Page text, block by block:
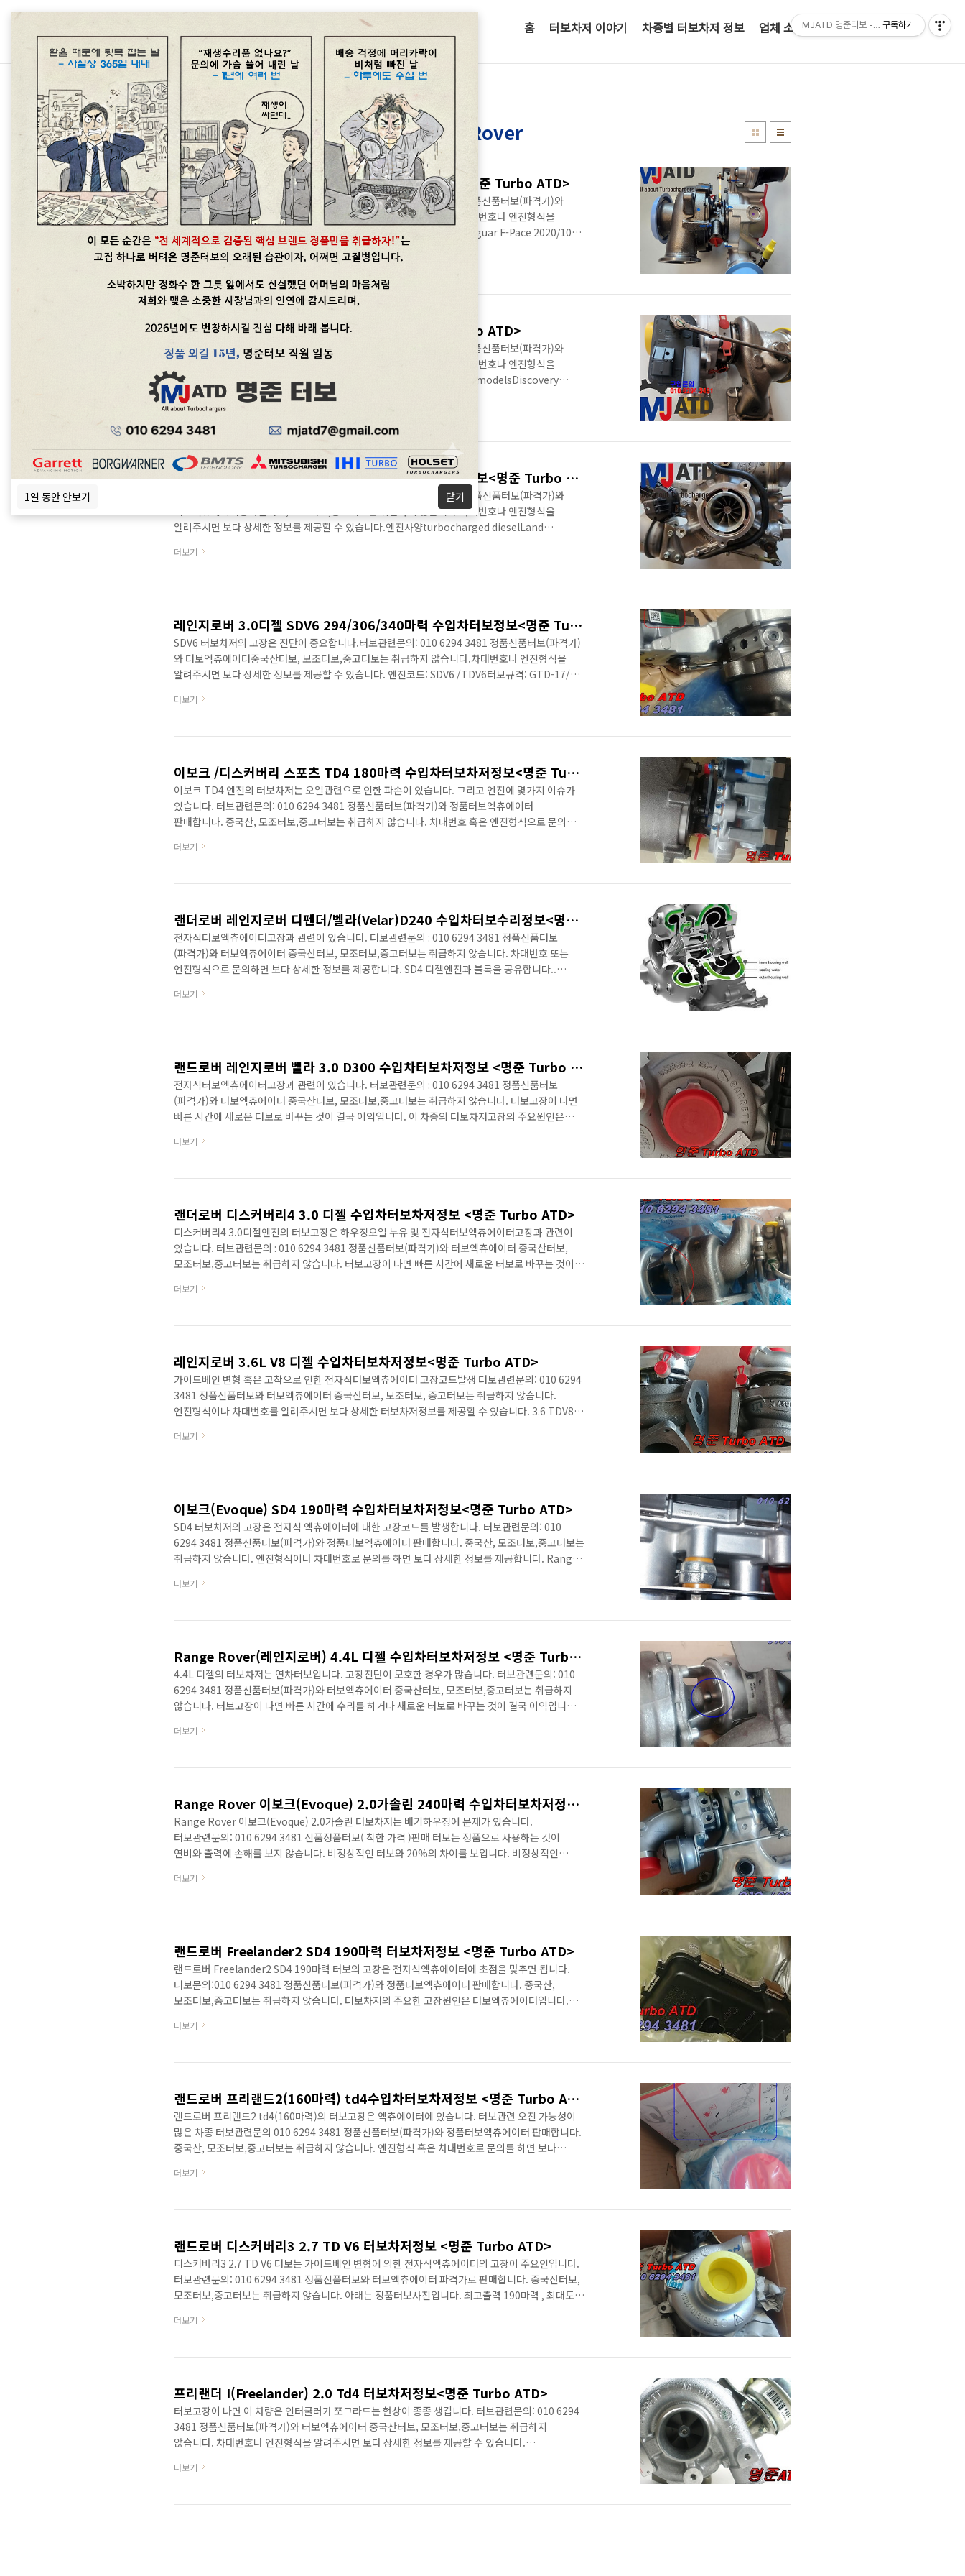
업체 소개(인사말)
고객 문의
터보차저 이야기 차종별 터보차저 정보
홈
차종별 터보차저 정보/랜드로버 Land Rover
AJ21D4 2.0L 디젤 4기통 204마력 수입차터보정보<명준 Turbo ATD>
터보차저의 고장은 진단이 중요합니다.터보관련문의: 010 6294 3481 정품신품터보(파격가)와
터보엑츄에이터중국산터보, 모조터보,중고터보는 취급하지 않습니다.차대번호나 엔진형식을
알려주시면 보다 상세한 정보를 제공할 수 있습니다. 동일터보 장착차량Jaguar F-Pace 2020/10-
2025/12 X761 2.0 D200 mHEV 1997 ccm, 150 KW, 204 PSJaguar XE 2020/11-2025/12
X760 2.0 D200 mHEV 1997 ccm, 150 KW, 204 PS Jaguar XF 2020/11-2025/12 X260 2.0
D200 mHEV 1997 ccm, 150 KW, 204 PS Land Rover Discovery Sport 2020/07-2025/12
L5..
더보기
AJ200 2.0L 가솔린 4기통 수입차터보정보<명준 Turbo ATD>
터보차저의 고장은 진단이 중요합니다.터보관련문의: 010 6294 3481 정품신품터보(파격가)와
터보엑츄에이터중국산터보, 모조터보,중고터보는 취급하지 않습니다.차대번호나 엔진형식을
알려주시면 보다 상세한 정보를 제공할 수 있습니다.엔진사양Applicable modelsDiscovery
SportDiscovery SportEngine Type2.0T gasoline engine2.0T gasoline engine+48V
mild hybrid systemMaximum Power（Ps/kW)Low power: 200/147High power:
241/177Low power: 200/147High power: 249/183Maximum power speed（rpm）
더보기
ALL 뉴디펜드 3.0디젤 D300 직렬 6기통 수입차터보정보<명준 Turbo ATD>
터보차저의 고장은 진단이 중요합니다.터보관련문의: 010 6294 3481 정품신품터보(파격가)와
터보엑츄에이터중국산터보, 모조터보,중고터보는 취급하지 않습니다.차대번호나 엔진형식을
알려주시면 보다 상세한 정보를 제공할 수 있습니다.엔진사양turbocharged dieselLand
3.63 in double overhead camshaft (DOHC)4 valves per cylinder24 valves in
2500 rpm 터보차저사진 2차..
더보기
레인지로버 3.0디젤 SDV6 294/306/340마력 수입차터보정보<명준 Turbo ATD>
SDV6 터보차저의 고장은 진단이 중요합니다.터보관련문의: 010 6294 3481 정품신품터보(파격가)
와 터보엑츄에이터중국산터보, 모조터보,중고터보는 취급하지 않습니다.차대번호나 엔진형식을
알려주시면 보다 상세한 정보를 제공할 수 있습니다. 엔진코드: SDV6 /TDV6터보규격: GTD-17/
ROVER DISCOVERY IV (L319) 3.0 TD 4x4 LAND ROVER RANGE ROVER IV (L322) 3.0 D
SPORT (L320) 3.0 D 4x4 LAND ..
더보기
이보크 /디스커버리 스포츠 TD4 180마력 수입차터보차저정보<명준 Turbo ATD>
이보크 TD4 엔진의 터보차저는 오일관련으로 인한 파손이 있습니다. 그리고 엔진에 몇가지 이슈가
있습니다. 터보관련문의: 010 6294 3481 정품신품터보(파격가)와 정품터보엑츄에이터
판매합니다. 중국산, 모조터보,중고터보는 취급하지 않습니다. 차대번호 혹은 엔진형식으로 문의를
터보차저고장수리정보입니다. 엔진오일관리의 문제가 있습니다. 엔진코드: Ingenium TD4
(kg·m/rpm) 43.9/1,750 변속기 9단 자동 엔진 뒤쪽으로 터보차저가 위치합니다. 신품터보사진
더보기
랜더로버 레인지로버 디펜더/벨라(Velar)D240 수입차터보수리정보<명준 Turbo ATD>
전자식터보엑츄에이터고장과 관련이 있습니다. 터보관련문의 : 010 6294 3481 정품신품터보
(파격가)와 터보엑츄에이터 중국산터보, 모조터보,중고터보는 취급하지 않습니다. 차대번호 또는
엔진형식으로 문의하면 보다 상세한 정보를 제공합니다. SD4 디젤엔진과 블록을 공유합니다..
엔진을 공유하므로 아래 자료참고 2.0리터 4기통디젤엔진(Ingenium engine)으로 240마력을
전자식엑추에이터를 부착한 신형연차터보(R2S two-stage turbo)를 사용하여 진공식을 채택한
더보기
랜드로버 레인지로버 벨라 3.0 D300 수입차터보차저정보 <명준 Turbo ATD>
전자식터보엑츄에이터고장과 관련이 있습니다. 터보관련문의 : 010 6294 3481 정품신품터보
(파격가)와 터보엑츄에이터 중국산터보, 모조터보,중고터보는 취급하지 않습니다. 터보고장이 나면
빠른 시간에 새로운 터보로 바꾸는 것이 결국 이익입니다. 이 차종의 터보차저고장의 주요원인은
납니다. 그리고 전자식터보엑츄에이터고장이 많습니다. 특히 오진을 주의하여야 합니다. General
Nm @ 1500-2500 rpm. 460.98 lb.-ft. @ 1500-2500 rpm. Engine ..
더보기
랜더로버 디스커버리4 3.0 디젤 수입차터보차저정보 <명준 Turbo ATD>
디스커버리4 3.0디젤엔진의 터보고장은 하우징오일 누유 및 전자식터보엑츄에이터고장과 관련이
있습니다. 터보관련문의 : 010 6294 3481 정품신품터보(파격가)와 터보엑츄에이터 중국산터보,
모조터보,중고터보는 취급하지 않습니다. 터보고장이 나면 빠른 시간에 새로운 터보로 바꾸는 것이
메탈베어링마모로 엔진손상과 더불어 터보차저가 고장이 납니다. 그리고
400키로그램이상의 무게을 줄이면서 안정성도 향상시킵니다. 엔진사진 아래사진은 무게
더보기
레인지로버 3.6L V8 디젤 수입차터보차저정보<명준 Turbo ATD>
가이드베인 변형 혹은 고착으로 인한 전자식터보엑츄에이터 고장코드발생 터보관련문의: 010 6294
3481 정품신품터보와 터보엑츄에이터 중국산터보, 모조터보, 중고터보는 취급하지 않습니다.
엔진형식이나 차대번호를 알려주시면 보다 상세한 터보차저정보를 제공할 수 있습니다. 3.6 TDV8
× 88.0 mm 압축비( compression ratio) 17.3:1 전자식엑츄에이터가 부착된 트윈터보차저로
오일공급문제로 인한 터보파손 및 가이드베인의 변형으로 인한 전자식 터보엑츄에이터의 ..
더보기
이보크(Evoque) SD4 190마력 수입차터보차저정보<명준 Turbo ATD>
SD4 터보차저의 고장은 전자식 엑츄에이터에 대한 고장코드를 발생합니다. 터보관련문의: 010
6294 3481 정품신품터보(파격가)와 정품터보엑츄에이터 판매합니다. 중국산, 모조터보,중고터보는
취급하지 않습니다. 엔진형식이나 차대번호로 문의를 하면 보다 상세한 정보를 제공합니다. Range
http://blog.daum.net/se1053/283 이 터보차저의 주고장은 전자식엑츄레이터에 있습니다.
2008년에 North American International Auto Sh..
더보기
Range Rover(레인지로버) 4.4L 디젤 수입차터보차저정보 <명준 Turbo ATD>
4.4L 디젤의 터보차저는 연차터보입니다. 고장진단이 모호한 경우가 많습니다. 터보관련문의: 010
6294 3481 정품신품터보(파격가)와 터보엑츄에이터 중국산터보, 모조터보,중고터보는 취급하지
않습니다. 터보고장이 나면 빠른 시간에 수리를 하거나 새로운 터보로 바꾸는 것이 결국 이익입니다.
엔진형식이나 차대번호로 알려주시면 보다 상세한 정보를 제공할수 있습니다. 연식에 따라 두종류의
(신품정품엑츄에이터는 별도 문의.재고유) 아래의 표식부분이 정품 레인저로버에서 가장 큰
더보기
Range Rover 이보크(Evoque) 2.0가솔린 240마력 수입차터보차저정보<명준 Turbo ATD>
Range Rover 이보크(Evoque) 2.0가솔린 터보차저는 배기하우징에 문제가 있습니다.
터보관련문의: 010 6294 3481 신품정품터보( 착한 가격 )판매 터보는 정품으로 사용하는 것이
연비와 출력에 손해를 보지 않습니다. 비정상적인 터보와 20%의 차이를 보입니다. 비정상적인
상세한 정보를 제공합니다. Range Rover Evoque 2.0L 이 터보차저의 주요한 고장원인은
벨브의 모양이 다릅니다. 2.0-litre turbo charged engine 은 Ford Ecoboost 엔진입니다.
더보기
랜드로버 Freelander2 SD4 190마력 터보차저정보 <명준 Turbo ATD>
랜드로버 Freelander2 SD4 190마력 터보의 고장은 전자식엑츄에이터에 초점을 맞추면 됩니다.
터보문의:010 6294 3481 정품신품터보(파격가)와 정품터보엑츄에이터 판매합니다. 중국산,
모조터보,중고터보는 취급하지 않습니다. 터보차저의 주요한 고장원인은 터보엑츄에이터입니다.
2011/05-2015/04 2179 ccm, 140 KW, 190 PS Jaguar XF Sportbrake CC9 2.2 D 2012/09-
2014/..
더보기
랜드로버 프리랜드2(160마력) td4수입차터보차저정보 <명준 Turbo ATD>
랜드로버 프리랜드2 td4(160마력)의 터보고장은 엑츄에이터에 있습니다. 터보관련 오진 가능성이
많은 차종 터보관련문의 010 6294 3481 정품신품터보(파격가)와 정품터보엑츄에이터 판매합니다.
중국산, 모조터보,중고터보는 취급하지 않습니다. 엔진형식 혹은 차대번호로 문의를 하면 보다
터보차저의 주요 고장원인은 터보차저엑츄에이터입니다. egr과 관련이 있습니다. 특히 주행거리가
청소하는 것이 좋습니다. 신형 190마력의 터보차저정보는 *참고글
더보기
랜드로버 디스커버리3 2.7 TD V6 터보차저정보 <명준 Turbo ATD>
디스커버리3 2.7 TD V6 터보는 가이드베인 변형에 의한 전자식엑츄에이터의 고장이 주요인입니다.
터보관련문의: 010 6294 3481 정품신품터보와 터보엑츄에이터 파격가로 판매합니다. 중국산터보,
모조터보,중고터보는 취급하지 않습니다. 아래는 정품터보사진입니다. 최고출력 190마력 , 최대토크
엔진입니다. 이 엔진은 아래와 같은 차종에도 동시에 사용되고 있습니다. 차종에 따라 세팅을
•Range Rover Sport •Peugeot 607 •Peogeut 407 Coupe..
더보기
프리랜더 I(Freelander) 2.0 Td4 터보차저정보<명준 Turbo ATD>
터보고장이 나면 이 차량은 인터쿨러가 쪼그라드는 현상이 종종 생깁니다. 터보관련문의: 010 6294
3481 정품신품터보(파격가)와 터보엑츄에이터 중국산터보, 모조터보,중고터보는 취급하지
않습니다. 차대번호나 엔진형식을 알려주시면 보다 상세한 정보를 제공할 수 있습니다.
포드계열로 다시 현재의 인도 타타의 자회사되는 과정에서 엔진도 그에 따라 채용하게 됩니다.
Power: 112 HP diesel (2001–2006), badged as 'TD4' ) 터보스펙 GT1749V 아래는 ..
더보기
1일 동안 안보기 닫기
MJATD 명준터보 - 정품터보차저 전문판매점
구독하기